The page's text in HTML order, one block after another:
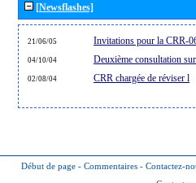
[Newsflashes]
21/06/05 Invitations pour la CRR-
04/10/04 Deuxième consultation
02/08/04 CRR chargée de réviser l
Début de page - Commentaires - Contactez-